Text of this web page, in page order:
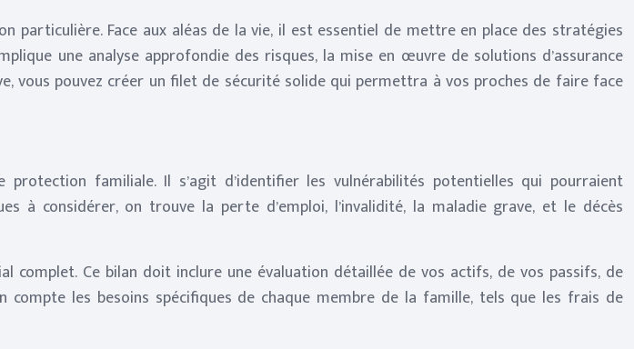
Face aux aléas de la vie, il est essentiel de mettre en place des stratégies
une analyse approfondie des risques, la mise en œuvre de solutions d’assurance
vous pouvez créer un filet de sécurité solide qui permettra à vos proches de faire face
familiale. Il s’agit d’identifier les vulnérabilités potentielles qui pourraient
à considérer, on trouve la perte d’emploi, l’invalidité, la maladie grave, et le décès
Ce bilan doit inclure une évaluation détaillée de vos actifs, de vos passifs, de
les besoins spécifiques de chaque membre de la famille, tels que les frais de